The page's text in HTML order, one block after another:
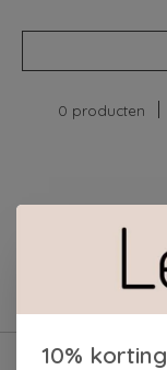
0 producten
10%